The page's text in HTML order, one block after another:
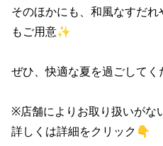
そのほかにも、和風なすだ
もご用意✨
ぜひ、快適な夏を過ごしてく
※店舗によりお取り扱いがな
詳しくは詳細をクリック👇